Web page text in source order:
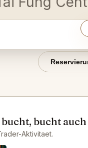
bucht auch
Aktivitaet.